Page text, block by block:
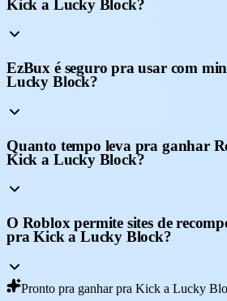
Kick a Lucky Block?
EzBux é seguro pra usar com
Lucky Block?
Quanto tempo leva pra ganhar
Kick a Lucky Block?
O Roblox permite sites de
pra Kick a Lucky Block?
Pronto pra ganhar pra Kick a Lucky